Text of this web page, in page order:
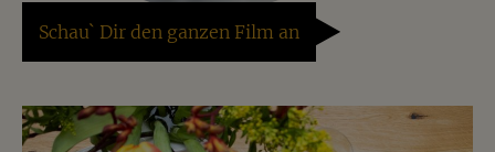
Schau` Dir den ganzen Film an